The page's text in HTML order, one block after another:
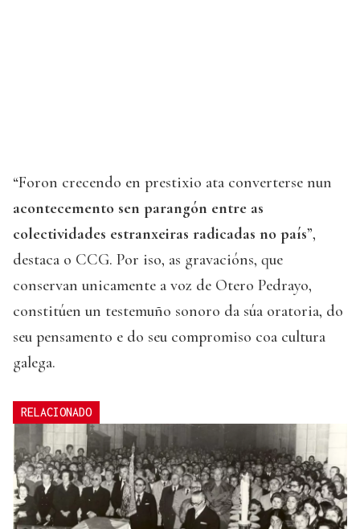
“Foron crecendo en prestixio ata converterse nun
acontecemento sen parangón entre as
colectividades estranxeiras radicadas no país”,
destaca o CCG. Por iso, as gravacións, que
conservan unicamente a voz de Otero Pedrayo,
constitúen un testemuño sonoro da súa oratoria, do
seu pensamento e do seu compromiso coa cultura
galega.
RELACIONADO